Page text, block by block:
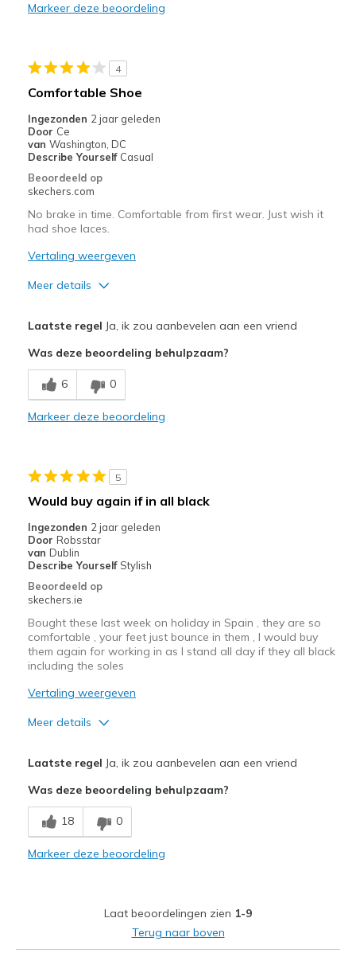
Travel
Width
Feels true to width
Sizing
View On Shoes
Shoes are for Wearing
Markeer deze beoordeling
4
Comfortable Shoe
Ingezonden 2 jaar geleden
Door Ce
van Washington, DC
Describe Yourself Casual
Beoordeeld op
skechers.com
No brake in time. Comfortable from first wear. Just wish it
had shoe laces.
Vertaling weergeven
Meer details
Comfortable
Stylish
Going Out
Sizing
Feels true to size
View On Shoes
Shoes are for Wearing
Laatste regel Ja, ik zou aanbevelen aan een vriend
Was deze beoordeling behulpzaam?
6 0
Markeer deze beoordeling
5
Would buy again if in all black
Ingezonden 2 jaar geleden
Door Robsstar
van Dublin
Describe Yourself Stylish
Beoordeeld op
skechers.ie
Bought these last week on holiday in Spain , they are so
comfortable , your feet just bounce in them , I would buy
them again for working in as I stand all day if they all black
including the soles
Vertaling weergeven
Meer details
Comfortable
Durable
Travel
Laatste regel Ja, ik zou aanbevelen aan een vriend
Was deze beoordeling behulpzaam?
18 0
Markeer deze beoordeling
Laat beoordelingen zien 1-9
Terug naar boven